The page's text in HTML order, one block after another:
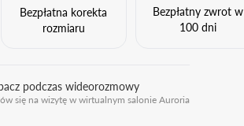
Bezpłatna korekta
rozmiaru
Bezpłatny zwrot w
100 dni
podczas wideorozmowy
się na wizytę w wirtualnym salonie Auroria